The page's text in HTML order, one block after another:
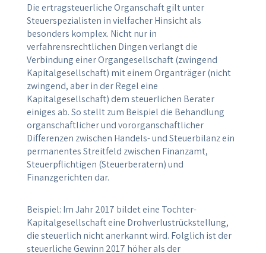
Die ertragsteuerliche Organschaft gilt unter
Steuerspezialisten in vielfacher Hinsicht als
besonders komplex. Nicht nur in
verfahrensrechtlichen Dingen verlangt die
Verbindung einer Organgesellschaft (zwingend
Kapitalgesellschaft) mit einem Organträger (nicht
zwingend, aber in der Regel eine
Kapitalgesellschaft) dem steuerlichen Berater
einiges ab. So stellt zum Beispiel die Behandlung
organschaftlicher und vororganschaftlicher
Differenzen zwischen Handels- und Steuerbilanz ein
permanentes Streitfeld zwischen Finanzamt,
Steuerpflichtigen (Steuerberatern) und
Finanzgerichten dar.
Beispiel: Im Jahr 2017 bildet eine Tochter-
Kapitalgesellschaft eine Drohverlustrückstellung,
die steuerlich nicht anerkannt wird. Folglich ist der
steuerliche Gewinn 2017 höher als der